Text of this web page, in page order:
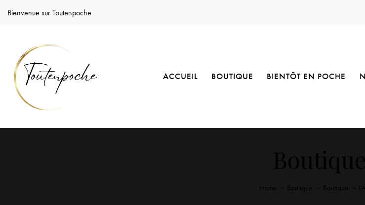
Bienvenue sur Toutenpoche
ACCUEIL BOUTIQUE BIENTÔT EN POCHE